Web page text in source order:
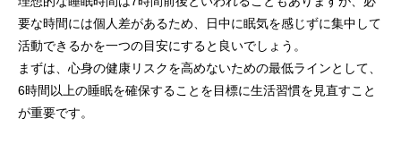
要な時間には個人差があるため、日中に眠気を感じずに集中して
活動できるかを一つの目安にすると良いでしょう。
まずは、心身の健康リスクを高めないための最低ラインとして、
6時間以上の睡眠を確保することを目標に生活習慣を見直すこと
が重要です。